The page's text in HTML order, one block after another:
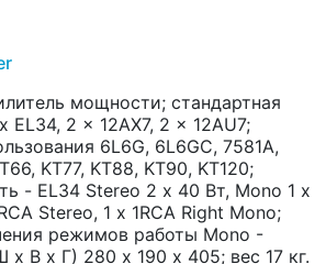
мощности; стандартная
EL34, 2 x 12AX7, 2 x 12AU7;
6L6G, 6L6GC, 7581A,
KT77, KT88, KT90, KT120;
- EL34 Stereo 2 х 40 Вт, Mono 1 х
Stereo, 1 х 1RCA Right Mono;
режимов работы Mono -
В х Г) 280 х 190 х 405; вес 17 кг.